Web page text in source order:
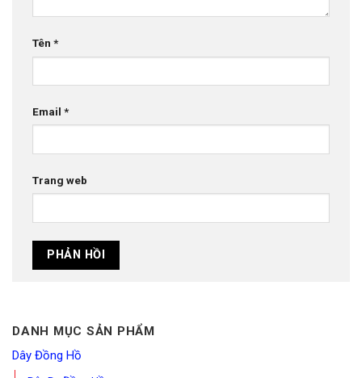
Tên *
Email *
Trang web
DANH MỤC SẢN PHẨM
Dây Đồng Hồ